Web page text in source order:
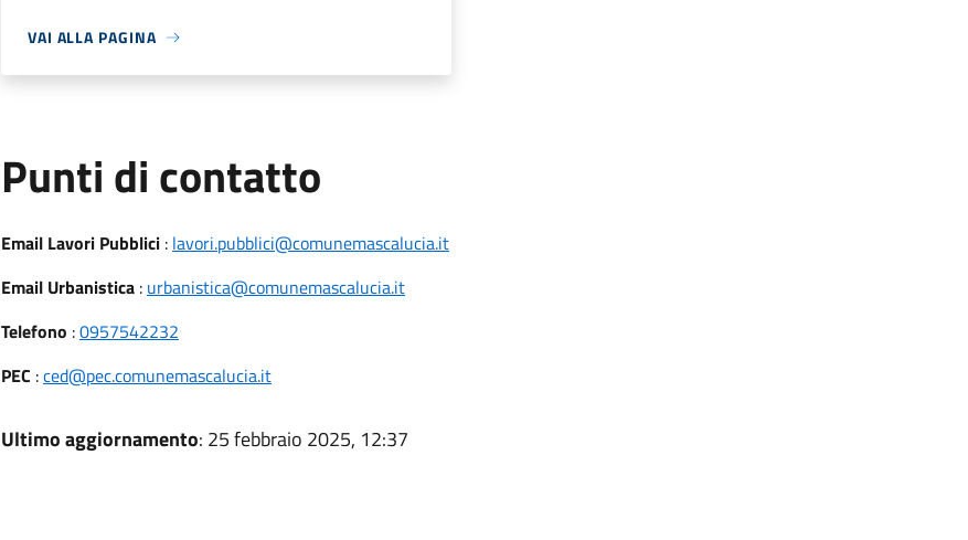
VAI ALLA PAGINA
Punti di contatto
Email Lavori Pubblici: lavori.pubblici@comunemascalucia.it
Email Urbanistica: urbanistica@comunemascalucia.it
Telefono :0957542232
PEC :ced@pec.comunemascalucia.it
Ultimo aggiornamento: 25 febbraio 2025, 12:37